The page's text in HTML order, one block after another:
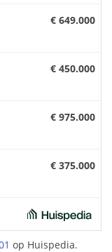
€ 649.000
€ 450.000
€ 975.000
€ 375.000
op Huispedia.